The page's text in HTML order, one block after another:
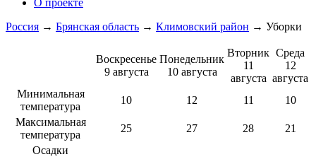
О проекте
Россия → Брянская область → Климовский район → Уборки
Воскресенье
9 августа
Понедельник
10 августа
Вторник
11
августа
Среда
12
августа
Минимальная
температура
10 12 11
10
Максимальная
температура
25 27 28
21
Осадки